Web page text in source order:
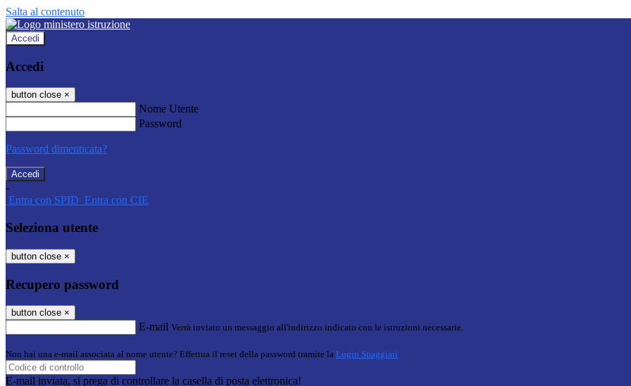
Salta al contenuto
Accedi
Accedi
button close ×
Nome Utente
Password
Password dimenticata?
-
Entra con SPID Entra con CIE
Seleziona utente
button close ×
Recupero password
button close ×
E-mail Verrà inviato un messaggio all'indirizzo indicato con le istruzioni necessarie.
Non hai una e-mail associata al nome utente? Effettua il reset della password tramite la Login Spaggiari
E-mail inviata, si prega di controllare la casella di posta elettronica!